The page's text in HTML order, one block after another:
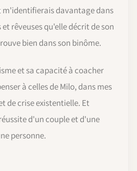
m'identifierais davantage dans
rêveuses qu'elle décrit de son
bien dans son binôme.
et sa capacité à coacher
à celles de Milo, dans mes
de crise existentielle. Et
d'un couple et d'une
personne.